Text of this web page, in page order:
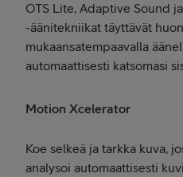
OTS Lite, Adaptive Sound
-äänitekniikat täyttävät
mukaansatempaavalla
automaattisesti katsomasi
Motion Xcelerator
Koe selkeä ja tarkka kuva,
analysoi automaattisesti